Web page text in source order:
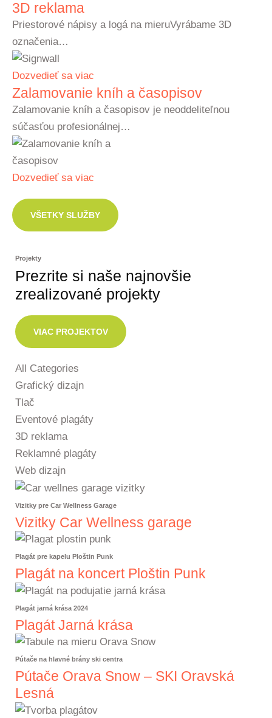
3D reklama
Priestorové nápisy a logá na mieruVyrábame 3D
označenia…
Dozvedieť sa viac
Zalamovanie kníh a časopisov
Zalamovanie kníh a časopisov je neoddeliteľnou
súčasťou profesionálnej…
Dozvedieť sa viac
VŠETKY SLUŽBY
Projekty
Prezrite si naše najnovšie
zrealizované projekty
VIAC PROJEKTOV
All Categories
Grafický dizajn
Tlač
Eventové plagáty
3D reklama
Reklamné plagáty
Web dizajn
Vizitky pre Car Wellness Garage
Vizitky Car Wellness garage
Plagát pre kapelu Ploštin Punk
Plagát na koncert Ploštin Punk
Plagát jarná krása 2024
Plagát Jarná krása
Pútače na hlavné brány ski centra
Pútače Orava Snow – SKI Oravská
Lesná